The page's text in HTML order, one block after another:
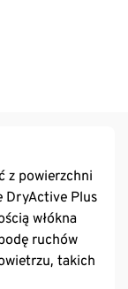
z powierzchni
DryActive Plus
włókna
ruchów
takich